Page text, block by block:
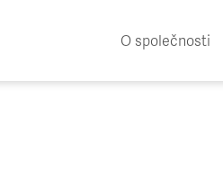
O společnosti